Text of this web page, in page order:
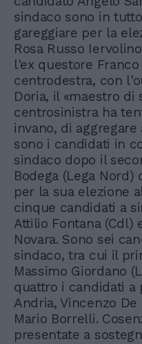
sindaco sono in
gareggiare per la
Rosa Russo
l'ex questore
centrodestra, con
Doria, il «maestro di
centrosinistra ha
invano, di
sono i candidati in
sindaco dopo il
Bodega (Lega
per la sua elezione
cinque candidati a
Attilio Fontana (Cdl)
Novara. Sono sei
sindaco, tra cui il
Massimo Giordano
quattro i candidati
Andria, Vincenzo
Mario Borrelli.
presentate a